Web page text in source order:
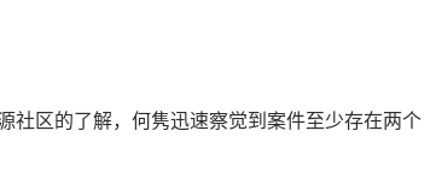
社区的了解，何隽迅速察觉到案件至少存在两个